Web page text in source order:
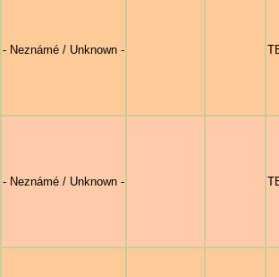
- Neznámé / Unknown -
- Neznámé / Unknown -